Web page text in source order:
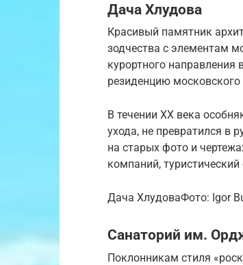
Дача Хлудова
Красивый памятник
зодчества с элементам
курортного направления
резиденцию
В течении XX века
ухода, не превратился в
на старых фото и
компаний,
Дача ХлудоваФото: Igor
Санаторий им.
Поклонникам стиля